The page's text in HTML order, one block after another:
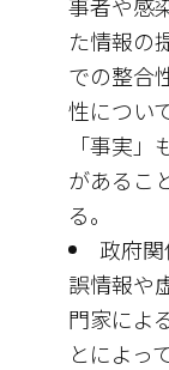
た情報の
での整合
性につい
「事実
があるこ
る。
政府
誤情報や
門家によ
とによっ